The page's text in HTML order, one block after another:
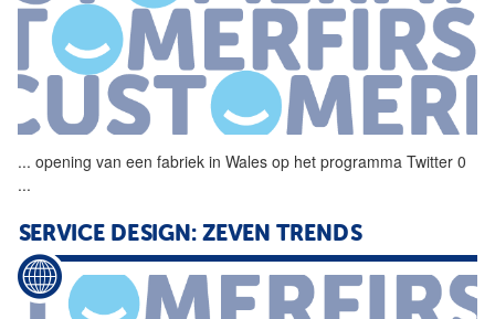
... opening van een fabriek in Wales op het programma Twitter 0
...
SERVICE DESIGN: ZEVEN TRENDS